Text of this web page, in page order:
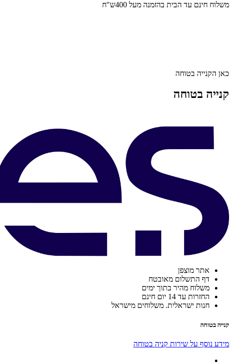
משלוח חינם עד הבית בהזמנה מעל 400ש"ח
כאן הקנייה בטוחה
קנייה בטוחה
אתר מוצפן
דף התשלום מאובטח
משלוח מהיר בתוך ימים
החזרות עד 14 יום חינם
חנות ישראלית. משלוחים מישראל
קנייה בטוחה
מידע נוסף על שירות קניה בטוחה